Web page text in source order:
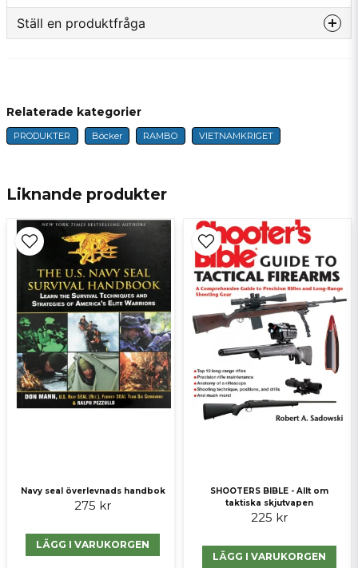
Ställ en produktfråga
name
Namn
Ja, ni får publicera min fråga
Liknande produkter
Navy seal överlevnads handbok
275 kr
LÄGG I VARUKORGEN
SHOOTERS BIBLE - Allt om
taktiska skjutvapen
225 kr
LÄGG I VARUKORGEN
Relaterade kategorier
PRODUKTER Böcker RAMBO VIETNAMKRIGET